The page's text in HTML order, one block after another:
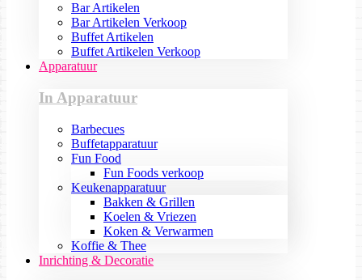
Bar Artikelen
Bar Artikelen Verkoop
Buffet Artikelen
Buffet Artikelen Verkoop
Apparatuur
In Apparatuur
Barbecues
Buffetapparatuur
Fun Food
Fun Foods verkoop
Keukenapparatuur
Bakken & Grillen
Koelen & Vriezen
Koken & Verwarmen
Koffie & Thee
Inrichting & Decoratie